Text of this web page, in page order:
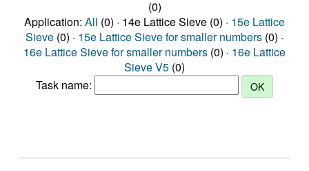
(0)
Application: All (0) · 14e Lattice Sieve (0) · 15e Lattice
Sieve (0) · 15e Lattice Sieve for smaller numbers (0) ·
16e Lattice Sieve for smaller numbers (0) · 16e Lattice
Sieve V5 (0)
Task name: